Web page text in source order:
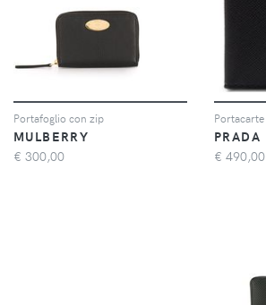
Portafoglio con zip
MULBERRY
€ 300,00
Portacarte
PRADA
€ 490,00